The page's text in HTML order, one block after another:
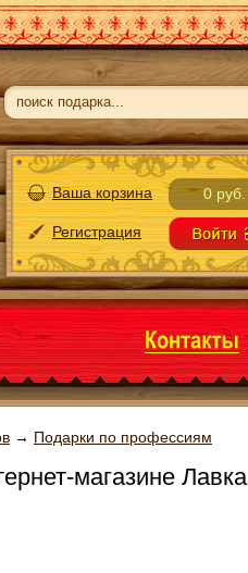
Ваша корзина 0 руб.
Регистрация
→ Подарки по профессиям
магазине Лавка